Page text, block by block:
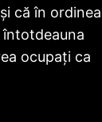
că în ordinea
ocupați ca